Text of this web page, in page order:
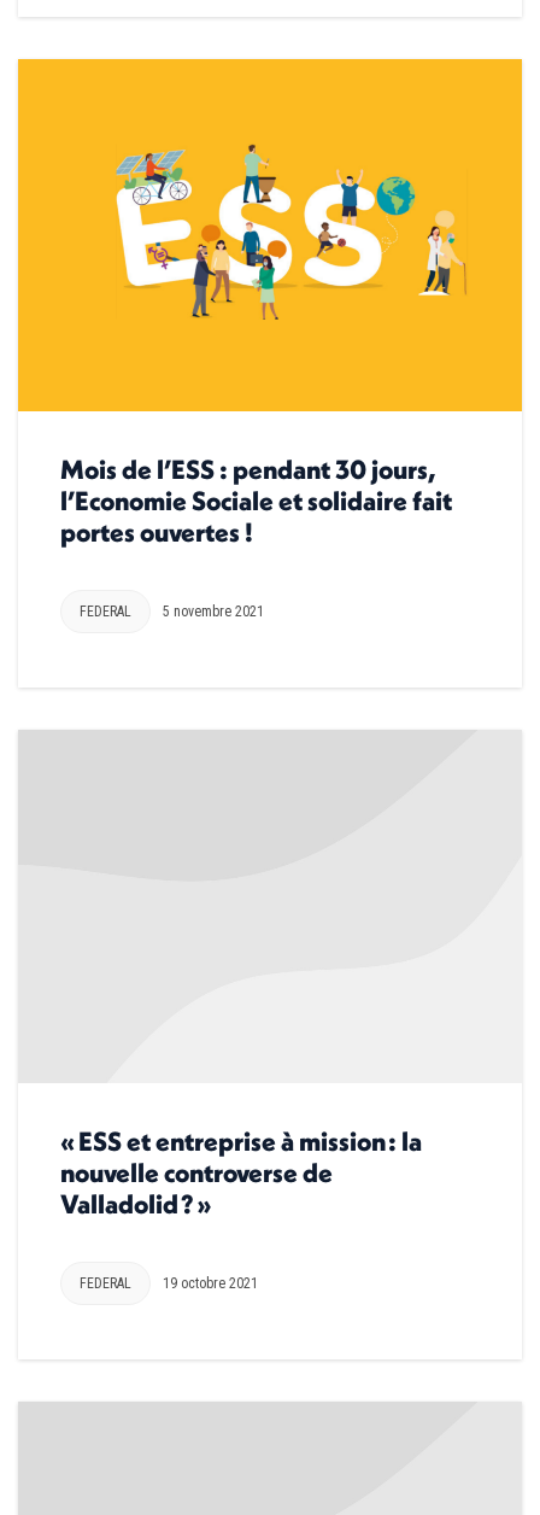
Mois de l’ESS : pendant 30 jours,
l’Economie Sociale et solidaire fait
portes ouvertes !
FEDERAL 5 novembre 2021
« ESS et entreprise à mission : la
nouvelle controverse de
Valladolid ? »
FEDERAL 19 octobre 2021